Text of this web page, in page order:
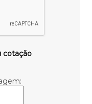
cotação